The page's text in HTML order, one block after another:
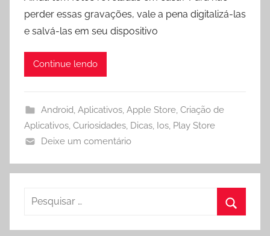
perder essas gravações, vale a pena digitalizá-las
e salvá-las em seu dispositivo
Continue lendo
Android, Aplicativos, Apple Store, Criação de
Aplicativos, Curiosidades, Dicas, Ios, Play Store
Deixe um comentário
Pesquisar